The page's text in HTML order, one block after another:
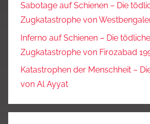
Sabotage auf Schienen – Die
Zugkatastrophe von
Inferno auf Schienen – Die tödliche
Zugkatastrophe von Firozabad
Katastrophen der Menschheit –
von Al Ayyat